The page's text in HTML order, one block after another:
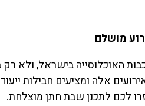
מושלם
האוכלוסייה בישראל, ולא רק
אלה ומציעים חבילות
לכם לתכנן שבת חתן מוצלחת.